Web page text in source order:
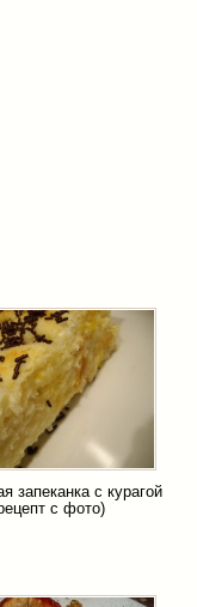
запеканка с курагой
с фото)